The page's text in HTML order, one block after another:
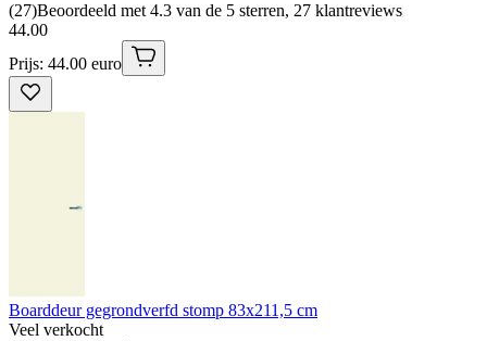
(27)Beoordeeld met 4.3 van de 5 sterren, 27 klantreviews
44.00
Prijs: 44.00 euro
Boarddeur gegrondverfd stomp 83x211,5 cm
Veel verkocht